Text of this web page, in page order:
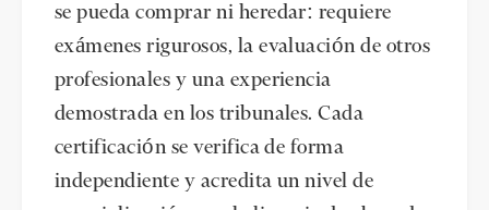
se pueda comprar ni heredar: requiere
exámenes rigurosos, la evaluación de otros
profesionales y una experiencia
demostrada en los tribunales. Cada
certificación se verifica de forma
independiente y acredita un nivel de